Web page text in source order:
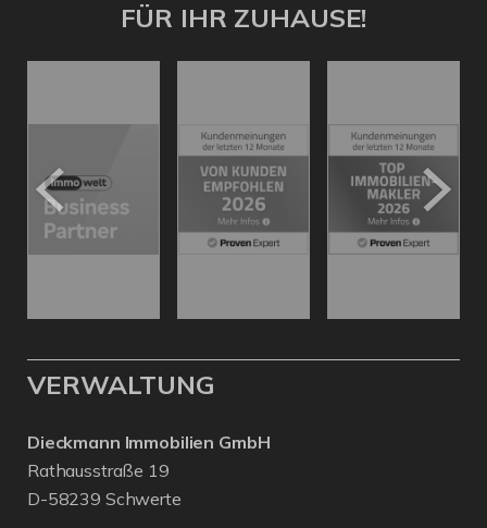
FÜR IHR ZUHAUSE!
VERWALTUNG
Dieckmann Immobilien GmbH
Rathausstraße 19
D-58239 Schwerte